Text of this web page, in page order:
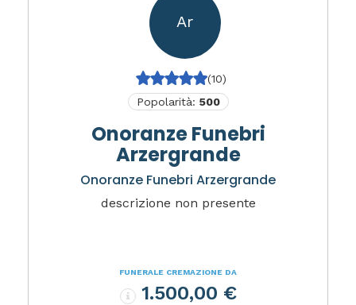
Ar
(10)
Popolarità: 500
Onoranze Funebri
Arzergrande
Onoranze Funebri Arzergrande
descrizione non presente
FUNERALE CREMAZIONE DA
1.500,00 €